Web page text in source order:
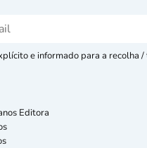
e informado para a recolha
Editora